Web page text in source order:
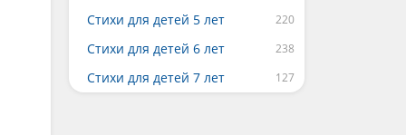
Стихи для детей 5 лет
Стихи для детей 6 лет
Стихи для детей 7 лет